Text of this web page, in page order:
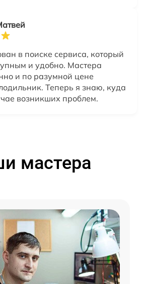
в поиске сервиса, который
и удобно. Мастера
и по разумной цене
Теперь я знаю, куда
возникших проблем.
мастера